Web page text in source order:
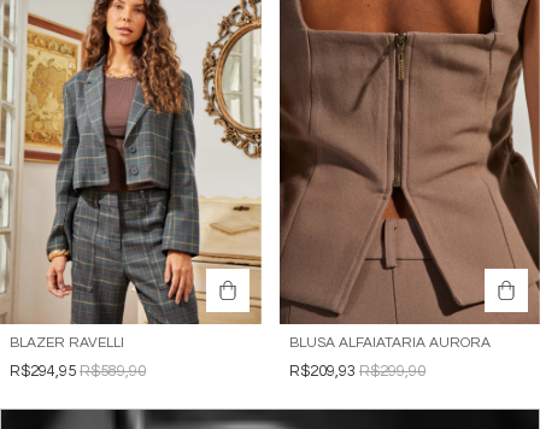
BLAZER RAVELLI
R$294,95 R$589,90
BLUSA ALFAIATARIA AURORA
R$209,93 R$299,90